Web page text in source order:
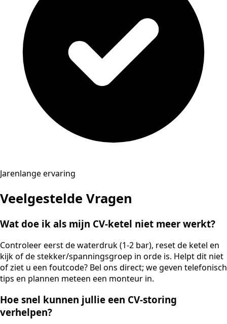
Jarenlange ervaring
Veelgestelde Vragen
Wat doe ik als mijn CV-ketel niet meer werkt?
Controleer eerst de waterdruk (1-2 bar), reset de ketel en
kijk of de stekker/spanningsgroep in orde is. Helpt dit niet
of ziet u een foutcode? Bel ons direct; we geven telefonisch
tips en plannen meteen een monteur in.
Hoe snel kunnen jullie een CV-storing
verhelpen?